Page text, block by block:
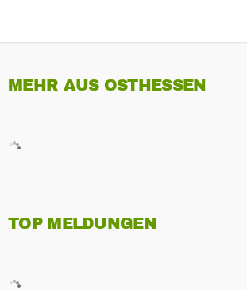
MEHR AUS OSTHESSEN
TOP MELDUNGEN